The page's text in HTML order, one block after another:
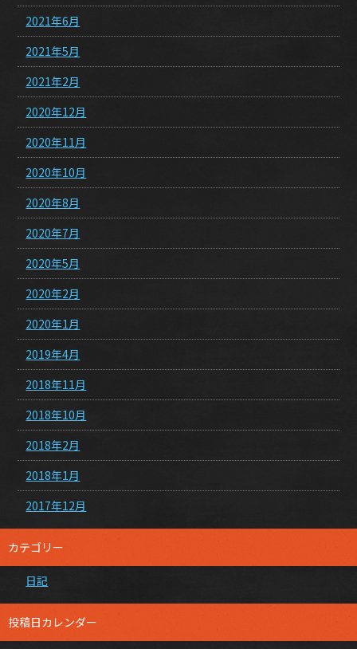
2021年6月
2021年5月
2021年2月
2020年12月
2020年11月
2020年10月
2020年8月
2020年7月
2020年5月
2020年2月
2020年1月
2019年4月
2018年11月
2018年10月
2018年2月
2018年1月
2017年12月
カテゴリー
日記
投稿日カレンダー